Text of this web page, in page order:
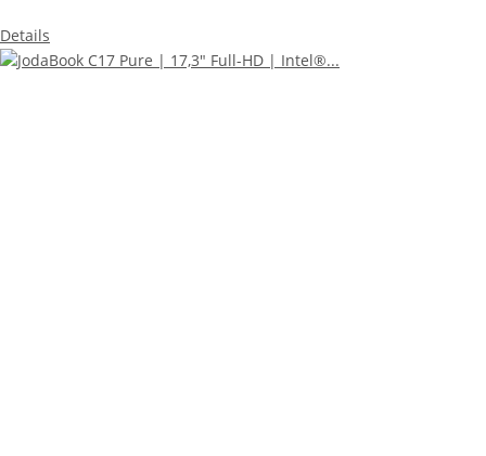
Details